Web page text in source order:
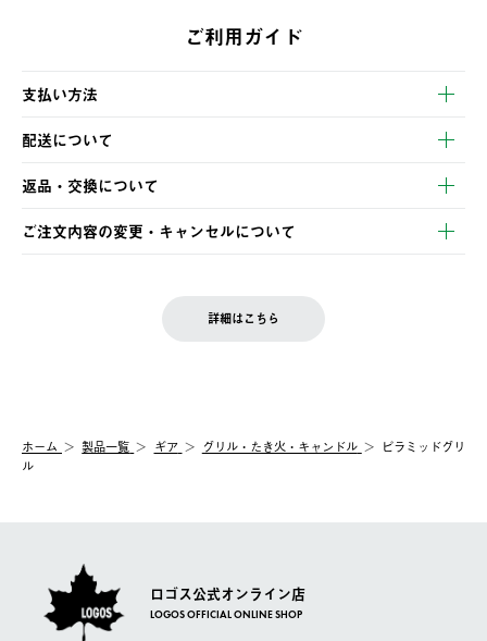
ご利用ガイド
支払い方法
以下のいずれかの方法でお支払いいただけます。
・クレジットカード決済
・コンビニ決済
・Pay-easy決済
配送について
【発送スケジュール】
ご注文・ご入金完了より2営業日以内に商品を発送いたします。
土日祝の発送はございませんので、木曜日以降のご注文は週明け
の発送となる場合がございます。
【配送業者】
佐川急便にて配送されます。
返品・交換について
※お客様都合の場合
お客様都合の返品にかかる送料は、お客様ご負担とさせていただ
一度お手元の商品を返品いただき、ご希望商品を再注文してくだ
ご注文内容の変更・キャンセルについて
LOGOS FAMILY会員の方は、会員マイページ内 購入履歴画面に
詳細はこちら
ホーム 製品一覧 ギア グリル・たき火・キャンドル
ピラミッドグリ
ル
ロゴス公式オンライン店
LOGOS OFFICIAL ONLINE SHOP